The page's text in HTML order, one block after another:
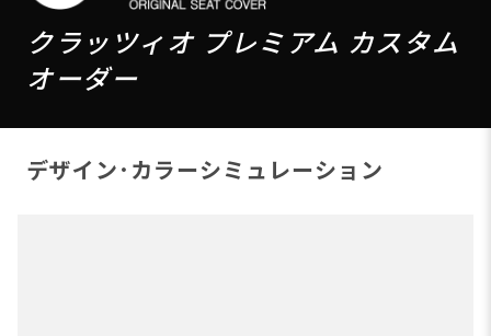
クラッツィオ プレミアム カスタム
オーダー
デザイン･カラーシミュレーション